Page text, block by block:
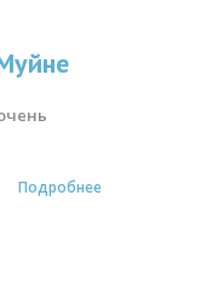
Подробнее